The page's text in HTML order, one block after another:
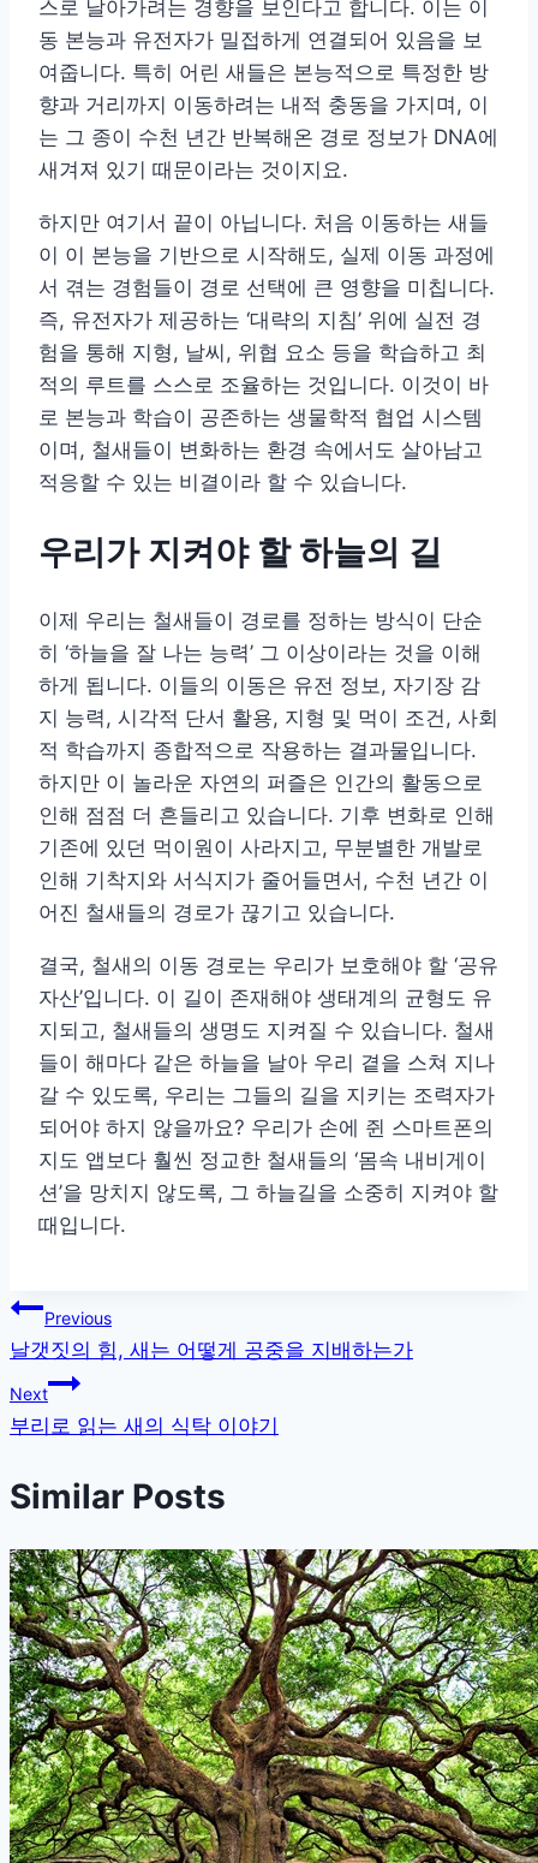
스로 날아가려는 경향을 보인다고 합니다. 이는 이
동 본능과 유전자가 밀접하게 연결되어 있음을 보
여줍니다. 특히 어린 새들은 본능적으로 특정한 방
향과 거리까지 이동하려는 내적 충동을 가지며, 이
는 그 종이 수천 년간 반복해온 경로 정보가 DNA에
새겨져 있기 때문이라는 것이지요.
하지만 여기서 끝이 아닙니다. 처음 이동하는 새들
이 이 본능을 기반으로 시작해도, 실제 이동 과정에
서 겪는 경험들이 경로 선택에 큰 영향을 미칩니다.
즉, 유전자가 제공하는 ‘대략의 지침’ 위에 실전 경
험을 통해 지형, 날씨, 위협 요소 등을 학습하고 최
적의 루트를 스스로 조율하는 것입니다. 이것이 바
로 본능과 학습이 공존하는 생물학적 협업 시스템
이며, 철새들이 변화하는 환경 속에서도 살아남고
적응할 수 있는 비결이라 할 수 있습니다.
우리가 지켜야 할 하늘의 길
이제 우리는 철새들이 경로를 정하는 방식이 단순
히 ‘하늘을 잘 나는 능력’ 그 이상이라는 것을 이해
하게 됩니다. 이들의 이동은 유전 정보, 자기장 감
지 능력, 시각적 단서 활용, 지형 및 먹이 조건, 사회
적 학습까지 종합적으로 작용하는 결과물입니다.
하지만 이 놀라운 자연의 퍼즐은 인간의 활동으로
인해 점점 더 흔들리고 있습니다. 기후 변화로 인해
기존에 있던 먹이원이 사라지고, 무분별한 개발로
인해 기착지와 서식지가 줄어들면서, 수천 년간 이
어진 철새들의 경로가 끊기고 있습니다.
결국, 철새의 이동 경로는 우리가 보호해야 할 ‘공유
자산’입니다. 이 길이 존재해야 생태계의 균형도 유
지되고, 철새들의 생명도 지켜질 수 있습니다. 철새
들이 해마다 같은 하늘을 날아 우리 곁을 스쳐 지나
갈 수 있도록, 우리는 그들의 길을 지키는 조력자가
되어야 하지 않을까요? 우리가 손에 쥔 스마트폰의
지도 앱보다 훨씬 정교한 철새들의 ‘몸속 내비게이
션’을 망치지 않도록, 그 하늘길을 소중히 지켜야 할
때입니다.
글
탐
색
Previous
날갯짓의 힘, 새는 어떻게 공중을 지배하는가
Next
부리로 읽는 새의 식탁 이야기
Similar Posts